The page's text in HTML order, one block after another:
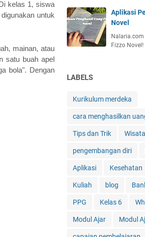
kelas 1, siswa
untuk
mainan, atau
satu buah apel
bola". Dengan
Aplikasi
Novel
Fizzo
LABELS
Kurikulum merdeka
cara menghasilkan
Tips dan Trik Wisata
pengembangan diri
Aplikasi Kesehatan
Kuliah blog
PPG Kelas 6
Modul Ajar Modul